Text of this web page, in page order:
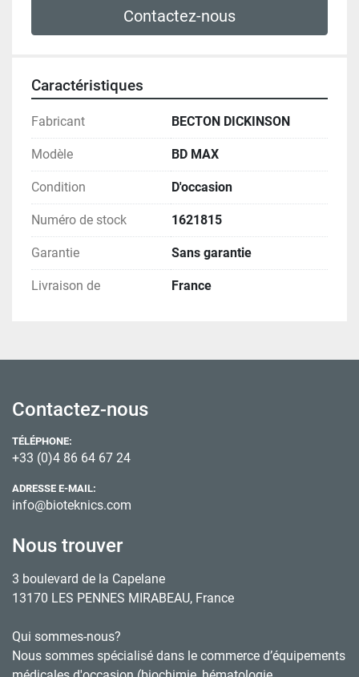
Contactez-nous
Caractéristiques
Fabricant BECTON DICKINSON
Modèle BD MAX
Condition D'occasion
Numéro de stock 1621815
Garantie Sans garantie
Livraison de France
Contactez-nous
TÉLÉPHONE:
+33 (0)4 86 64 67 24
ADRESSE E-MAIL:
info@bioteknics.com
Nous trouver
3 boulevard de la Capelane
13170 LES PENNES MIRABEAU, France
Qui sommes-nous?
Nous sommes spécialisé dans le commerce d’équipements